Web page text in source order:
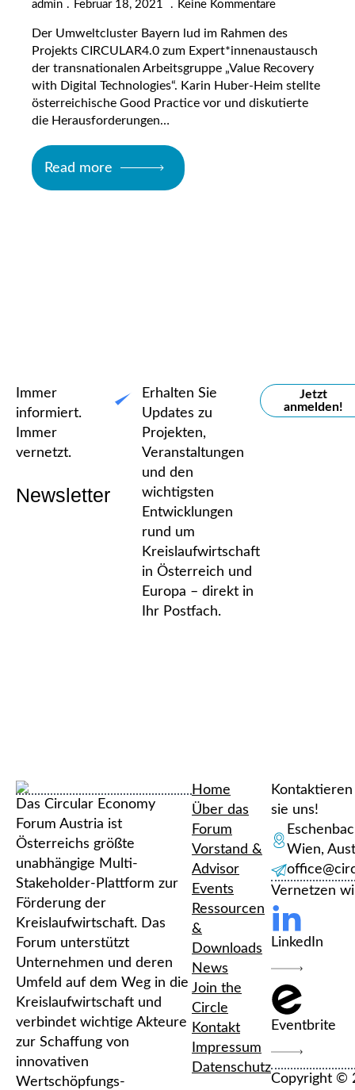
admin Februar 18, 2021 Keine Kommentare
Der Umweltcluster Bayern lud im Rahmen des
Projekts CIRCULAR4.0 zum Expert*innenaustausch
der transnationalen Arbeitsgruppe „Value Recovery
with Digital Technologies“. Karin Huber-Heim stellte
österreichische Good Practice vor und diskutierte
die Herausforderungen…
Read more
Immer
informiert.
Immer
vernetzt.
Newsletter
Erhalten Sie
Updates zu
Projekten,
Veranstaltungen
und den
wichtigsten
Entwicklungen
rund um
Kreislaufwirtschaft
in Österreich und
Europa – direkt in
Ihr Postfach.
Jetzt
anmelden!
Das Circular Economy
Forum Austria ist
Österreichs größte
unabhängige Multi-
Stakeholder-Plattform zur
Förderung der
Kreislaufwirtschaft. Das
Forum unterstützt
Unternehmen und deren
Umfeld auf dem Weg in die
Kreislaufwirtschaft und
verbindet wichtige Akteure
zur Schaffung von
innovativen
Wertschöpfungs-
Home
Über das
Forum
Vorstand &
Advisor
Events
Ressourcen
&
Downloads
News
Join the
Circle
Kontakt
Impressum
Datenschutz
Kontaktieren
sie uns!
Wien,
Vernetzen
LinkedIn
Eventbrite
Copyright ©